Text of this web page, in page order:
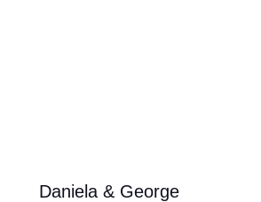
Daniela & George